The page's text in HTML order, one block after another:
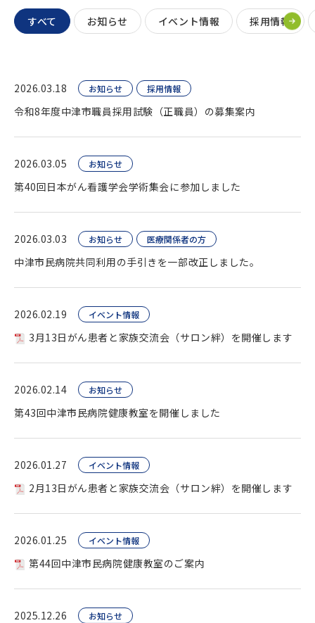
すべて お知らせ イベント情報 採用情報
2026.03.18 お知らせ 採用情報
令和8年度中津市職員採用試験（正職員）の募集案内
2026.03.05 お知らせ
第40回日本がん看護学会学術集会に参加しました
2026.03.03 お知らせ 医療関係者の方
中津市民病院共同利用の手引きを一部改正しました。
2026.02.19 イベント情報
3月13日がん患者と家族交流会（サロン絆）を開催します
2026.02.14 お知らせ
第43回中津市民病院健康教室を開催しました
2026.01.27 イベント情報
2月13日がん患者と家族交流会（サロン絆）を開催します
2026.01.25 イベント情報
第44回中津市民病院健康教室のご案内
2025.12.26 お知らせ